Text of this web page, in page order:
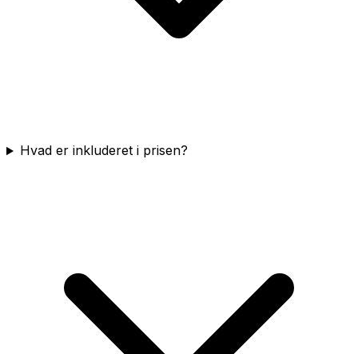
Hvad er inkluderet i prisen?